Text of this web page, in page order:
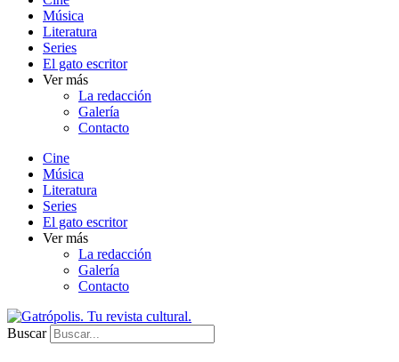
Música
Literatura
Series
El gato escritor
Ver más
La redacción
Galería
Contacto
Cine
Música
Literatura
Series
El gato escritor
Ver más
La redacción
Galería
Contacto
Buscar